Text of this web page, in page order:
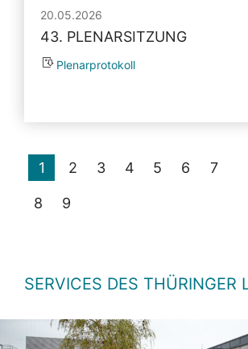
20.05.2026
43. PLENARSITZUNG
Plenarprotokoll
1 2 3 4 5 6 7
8 9
SERVICES DES THÜRINGER